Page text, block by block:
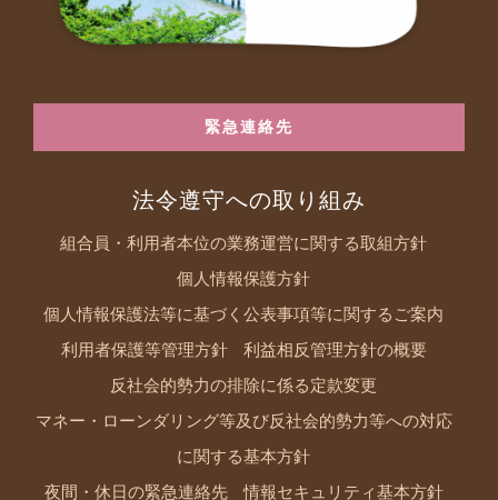
緊急連絡先
法令遵守への取り組み
組合員・利用者本位の業務運営に関する取組方針
個人情報保護方針
個人情報保護法等に基づく公表事項等に関するご案内
利用者保護等管理方針 利益相反管理方針の概要
反社会的勢力の排除に係る定款変更
マネー・ローンダリング等及び反社会的勢力等への対応
に関する基本方針
夜間・休日の緊急連絡先 情報セキュリティ基本方針